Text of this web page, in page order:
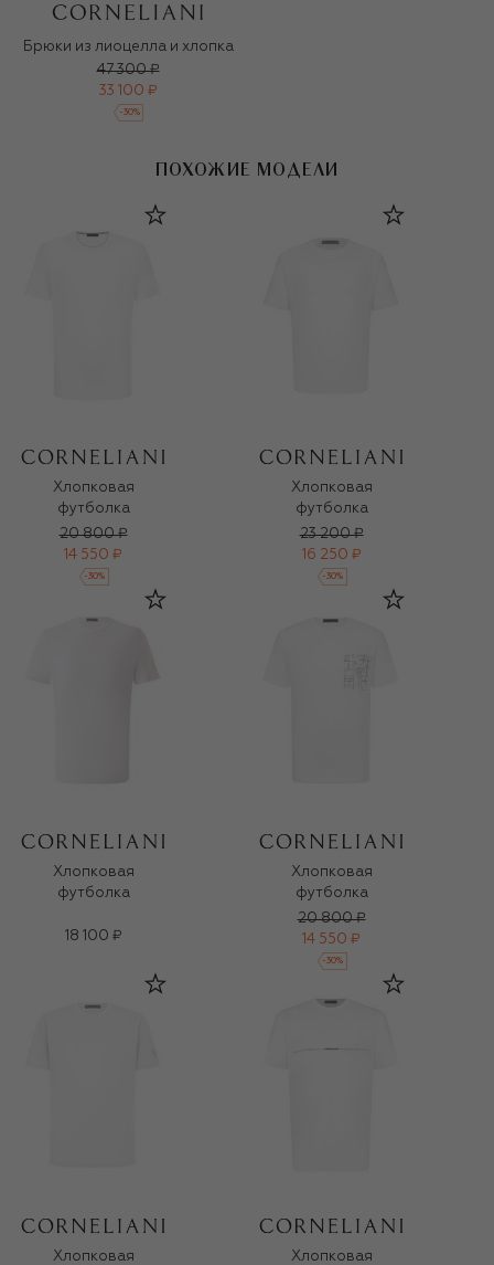
Брюки из лиоцелла и хлопка
47 300 ₽
33 100 ₽
-30%
ПОХОЖИЕ МОДЕЛИ
Хлопковая
футболка
20 800 ₽
14 550 ₽
-30%
Хлопковая
футболка
23 200 ₽
16 250 ₽
-30%
Хлопковая
футболка
18 100 ₽
Хлопковая
футболка
20 800 ₽
14 550 ₽
-30%
Хлопковая
Хлопковая